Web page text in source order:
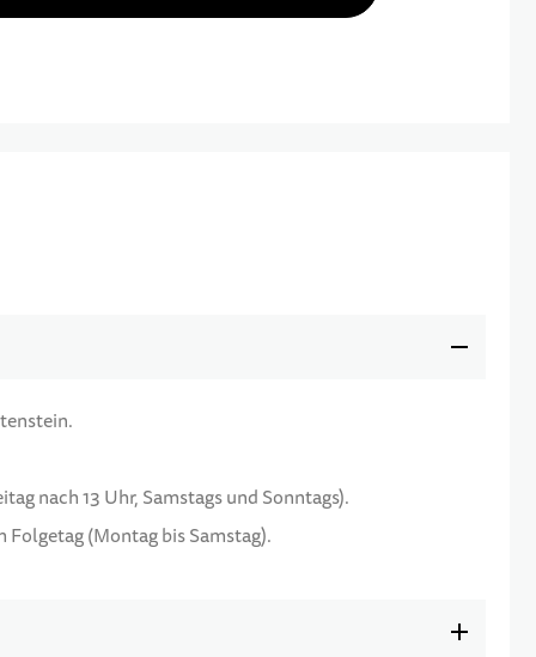
nach 13 Uhr, Samstags und Sonntags).
(Montag bis Samstag).